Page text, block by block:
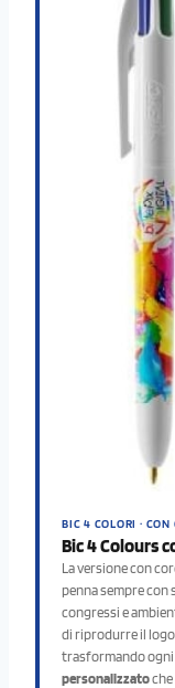
BIC 4 COLORI ·
Bic 4 Colours
La versione con
penna sempre con
congressi e
di riprodurre il
trasformando ogni
personalizzato